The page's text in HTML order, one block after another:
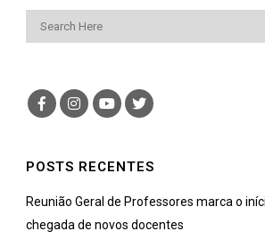
POSTS RECENTES
Reunião Geral de Professores marca o
chegada de novos docentes